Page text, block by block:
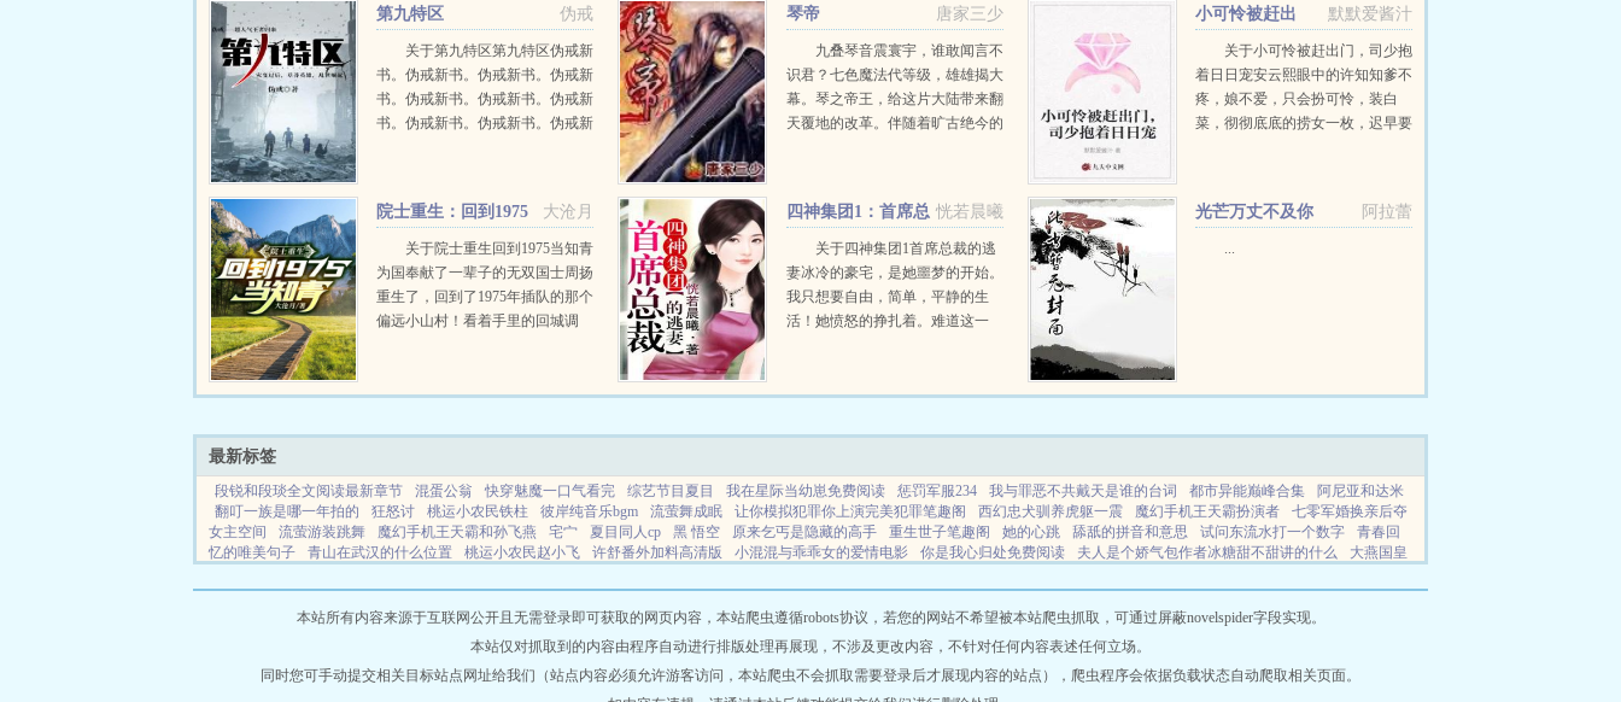
伪戒
第九特区
关于第九特区第九特区伪戒新
书。伪戒新书。伪戒新书。伪戒新
书。伪戒新书。伪戒新书。伪戒新
书。伪戒新书。伪戒新书。伪戒新
唐家三少
琴帝
九叠琴音震寰宇，谁敢闻言不
识君？七色魔法代等级，雄雄揭大
幕。琴之帝王，给这片大陆带来翻
天覆地的改革。伴随着旷古绝今的
的故事，开创音乐魔法的先河...
默默爱酱汁
小可怜被赶出
门，司少抱着日日宠
关于小可怜被赶出门，司少抱
着日日宠安云熙眼中的许知知爹不
疼，娘不爱，只会扮可怜，装白
菜，彻彻底底的捞女一枚，迟早要
呀？老公爱，公...
大沧月
院士重生：回到1975
当知青关于院士重生回到1975当知青
为国奉献了一辈子的无双国士周扬
重生了，回到了1975年插队的那个
偏远小山村！看着手里的回城调
为了回城抛弃妻女，眼睁睁的看着
恍若晨曦
四神集团1：首席总
裁的逃妻
关于四神集团1首席总裁的逃
妻冰冷的豪宅，是她噩梦的开始。
我只想要自由，简单，平静的生
活！她愤怒的挣扎着。难道这一
我就让你不得好死。可是，誓言终
阿拉蕾
光芒万丈不及你
...
最新标签
段锐和段琰全文阅读最新章节 混蛋公翁 快穿魅魔一口气看完 综艺节目夏目 我在星际当幼崽免费阅读 惩罚军服234 我与罪恶不共戴天是谁的台词 都市异能巅峰合集
阿尼亚和达米
翻叮一族是哪一年拍的
狂怒讨 桃运小农民铁柱 彼岸纯音乐bgm 流萤舞成眠 让你模拟犯罪你上演完美犯罪笔趣阁 西幻忠犬驯养虎躯一震 魔幻手机王天霸扮演者
七零军婚换亲后夺
女主空间
流萤游装跳舞 魔幻手机王天霸和孙飞燕 宅宀 夏目同人cp 黑 悟空 原来乞丐是隐藏的高手 重生世子笔趣阁 她的心跳 舔舐的拼音和意思 试问东流水打一个数字
青春回
忆的唯美句子
青山在武汉的什么位置 桃运小农民赵小飞 许舒番外加料高清版 小混混与乖乖女的爱情电影 你是我心归处免费阅读 夫人是个娇气包作者冰糖甜不甜讲的什么
大燕国皇
手TXT
狱龙归来第78集在线播放 重生校园帝少最强宠 二评苏共中央原文 试问东流水什么意思 资本主义的女人 王府帅 古代人穿越兽人世界 重生超级巨星 重生娱乐圈之女王
阿米
病娇男主全集 心光十万 魅魔快穿合集 七零娇娇军嫂搬空亿家钱财养崽 病娇男主有哪些经典角色 父为子纲讲了什么 欲判其罪何患无辞 你是我心所归是什么歌
箫月倾城杨千紫全集 综影视末世女穿越知否 这个世界我要了笔趣阁 让你模拟犯罪笔趣阁无弹窗 我的常识就是世界常识
青山在人未老全诗原文
这个世界过于危险最新章节 我的模拟长生路李凡 末日生存法则番外一坨薯饼 试问东流水打一数 综影视末世纪 彼岸风铃声铃声正版
让你模拟犯罪你成犯罪
从刀剑神域异界战争开始 从刀剑神域异界 彼岸吟唱版 青春回忆的经典短句有哪些
本站所有内容来源于互联网公开且无需登录即可获取的网页内容，本站爬虫遵循robots协议，若您的网站不希望被本站爬虫抓取，可通过屏蔽novelspider字段实现。
本站仅对抓取到的内容由程序自动进行排版处理再展现，不涉及更改内容，不针对任何内容表述任何立场。
同时您可手动提交相关目标站点网址给我们（站点内容必须允许游客访问，本站爬虫不会抓取需要登录后才展现内容的站点），爬虫程序会依据负载状态自动爬取相关页面。